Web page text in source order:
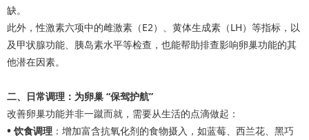
缺。
此外，性激素六项中的雌激素（E2）、黄体生成素（LH）等指标，以
及甲状腺功能、胰岛素水平等检查，也能帮助排查影响卵巢功能的其
他潜在因素。
二、日常调理：为卵巢 “保驾护航”
改善卵巢功能并非一蹴而就，需要从生活的点滴做起：
• 饮食调理 ：增加富含抗氧化剂的食物摄入，如蓝莓、西兰花、黑巧